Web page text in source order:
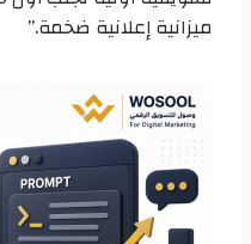
ميزانية إعلانية ضخمة.”